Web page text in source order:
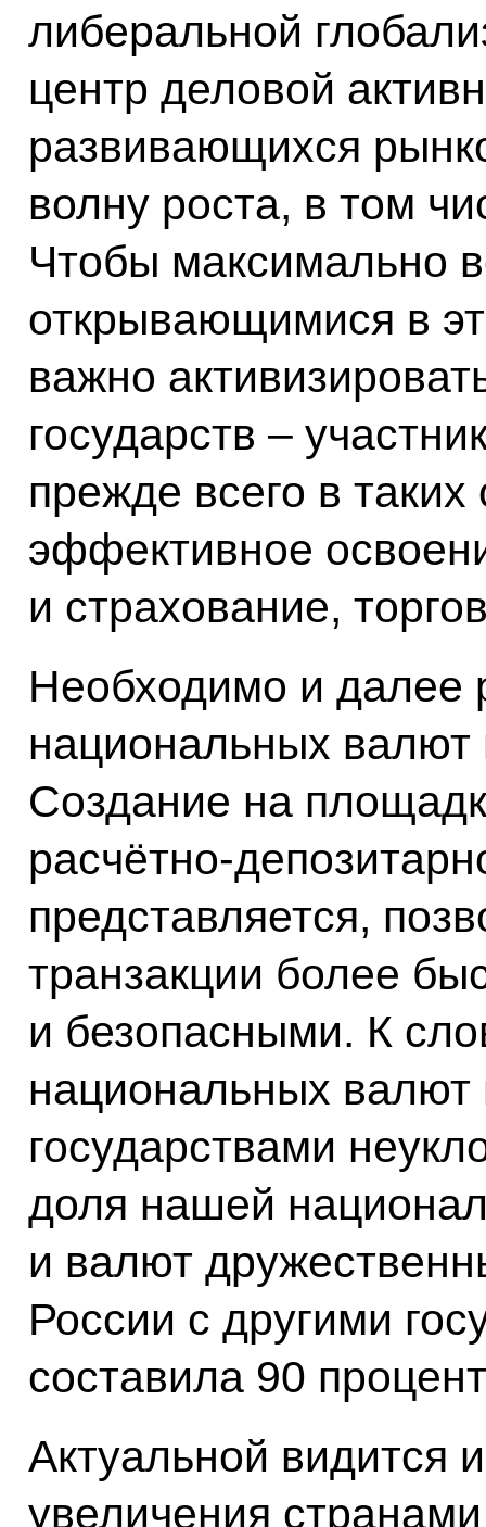
либеральной
центр деловой
развивающихся
волну роста, в том
Чтобы максимально
открывающимися в
важно
государств –
прежде всего в таких
эффективное
и страхование,
Необходимо и далее
национальных валют
Создание на
расчётно-
представляется,
транзакции более
и безопасными. К
национальных
государствами
доля нашей
и валют
России с другими
составила 90
Актуальной видится
увеличения